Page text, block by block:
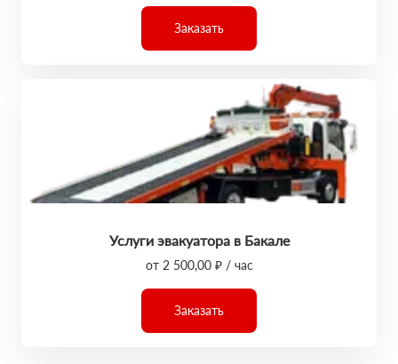
Заказать
Услуги эвакуатора в Бакале
от 2 500,00 ₽ / час
Заказать